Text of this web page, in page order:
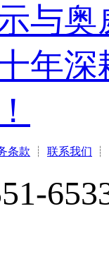
与
年
条款 ┊ 联系我们 ┊